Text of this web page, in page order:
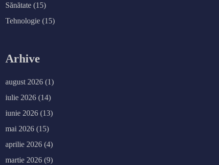
Sănătate (15)
Tehnologie (15)
Arhive
august 2026 (1)
iulie 2026 (14)
iunie 2026 (13)
mai 2026 (15)
aprilie 2026 (4)
martie 2026 (9)